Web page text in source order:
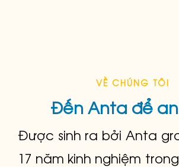
VỀ CHÚNG TÔI
Đến Anta để
Được sinh ra bởi Anta
17 năm kinh nghiệm